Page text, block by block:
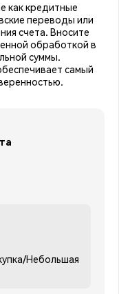
как кредитные
переводы или
счета. Вносите
обработкой в
суммы.
самый
Небольшая